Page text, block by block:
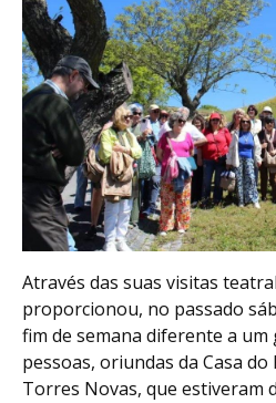
Através das suas visitas
proporcionou, no passado
fim de semana diferente a um
pessoas, oriundas da Casa
Torres Novas, que estiveram